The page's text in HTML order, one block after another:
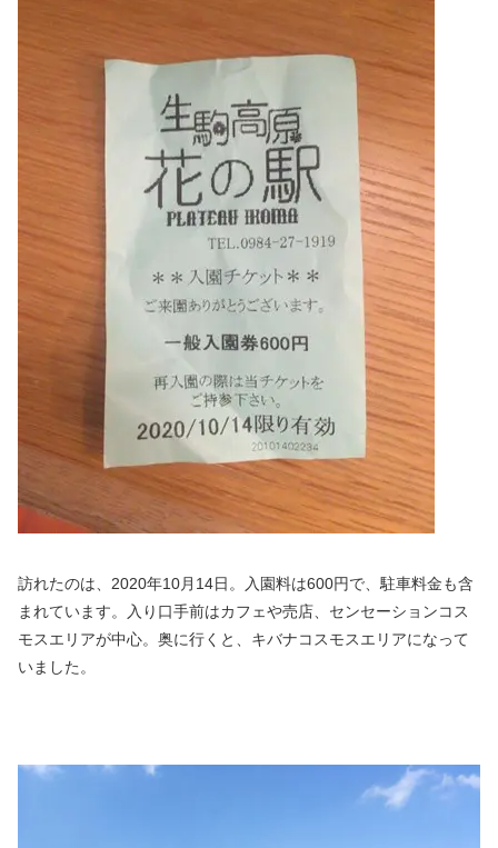
訪れたのは、2020年10月14日。入園料は600円で、駐車料金も含
まれています。入り口手前はカフェや売店、センセーションコス
モスエリアが中心。奥に行くと、キバナコスモスエリアになって
いました。